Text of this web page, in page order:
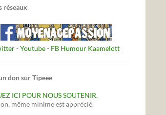
réseaux
- Youtube- FB Humour Kaamelott
don sur Tipeee
ICI POUR NOUS SOUTENIR.
même minime est apprécié.